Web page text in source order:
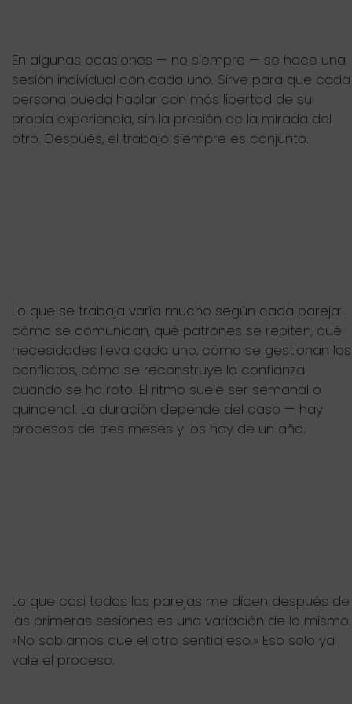
En algunas ocasiones — no siempre — se hace una
sesión individual con cada uno. Sirve para que cada
persona pueda hablar con más libertad de su
propia experiencia, sin la presión de la mirada del
otro. Después, el trabajo siempre es conjunto.
Lo que se trabaja varía mucho según cada pareja:
cómo se comunican, qué patrones se repiten, qué
necesidades lleva cada uno, cómo se gestionan los
conflictos, cómo se reconstruye la confianza
cuando se ha roto. El ritmo suele ser semanal o
quincenal. La duración depende del caso — hay
procesos de tres meses y los hay de un año.
Lo que casi todas las parejas me dicen después de
las primeras sesiones es una variación de lo mismo:
«No sabíamos que el otro sentía eso.» Eso solo ya
vale el proceso.